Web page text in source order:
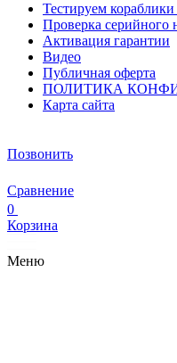
Тестируем
Проверка серийного
Активация гарантии
Видео
Публичная оферта
ПОЛИТИКА
Карта сайта
Позвонить
Сравнение
0
Корзина
Меню